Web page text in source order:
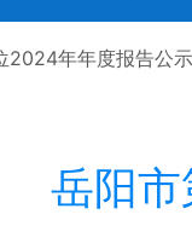
2024年年度报告公示
岳阳